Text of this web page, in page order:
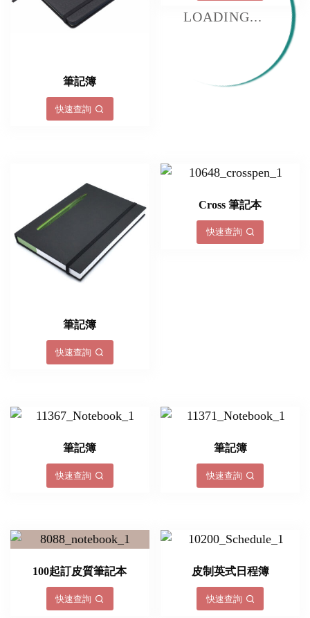
LOADING...
筆記簿
快速查詢
筆記簿
快速查詢
Cross 筆記本
快速查詢
筆記簿
快速查詢
筆記簿
快速查詢
100起訂皮質筆記本
快速查詢
皮制英式日程簿
快速查詢